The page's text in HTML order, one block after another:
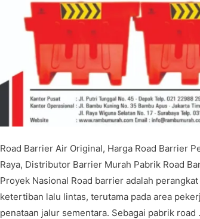
Road Barrier Air Original, Harga Road Barrier
Raya, Distributor Barrier Murah Pabrik Road
Proyek Nasional Road barrier adalah
ketertiban lalu lintas, terutama pada area
penataan jalur sementara. Sebagai pabrik road